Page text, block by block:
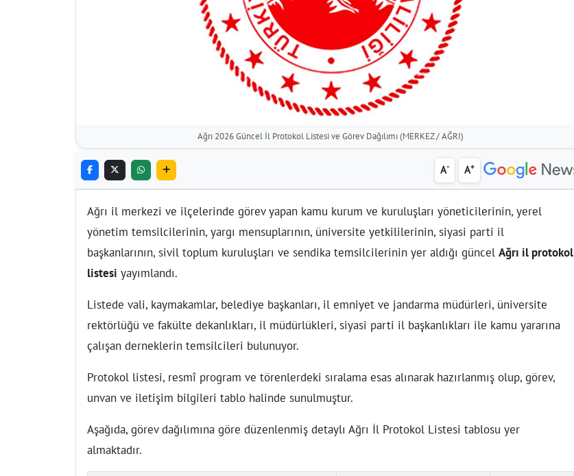
Ağrı 2026 Güncel İl Protokol Listesi ve Görev Dağılımı (MERKEZ / AĞRI)
A- A+
Ağrı il merkezi ve ilçelerinde görev yapan kamu kurum ve kuruluşları yöneticilerinin, yerel
yönetim temsilcilerinin, yargı mensuplarının, üniversite yetkililerinin, siyasi parti il
başkanlarının, sivil toplum kuruluşları ve sendika temsilcilerinin yer aldığı güncel Ağrı il protokol
listesi yayımlandı.
Listede vali, kaymakamlar, belediye başkanları, il emniyet ve jandarma müdürleri, üniversite
rektörlüğü ve fakülte dekanlıkları, il müdürlükleri, siyasi parti il başkanlıkları ile kamu yararına
çalışan derneklerin temsilcileri bulunuyor.
Protokol listesi, resmî program ve törenlerdeki sıralama esas alınarak hazırlanmış olup, görev,
unvan ve iletişim bilgileri tablo halinde sunulmuştur.
Aşağıda, görev dağılımına göre düzenlenmiş detaylı Ağrı İl Protokol Listesi tablosu yer
almaktadır.